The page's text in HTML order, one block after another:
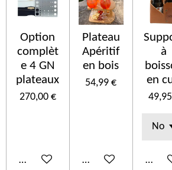
Option
complèt
e 4 GN
plateaux
270,00 €
Añadir al carrito
Plateau
Apéritif
en bois
54,99 €
Añadir al carrito
à
en